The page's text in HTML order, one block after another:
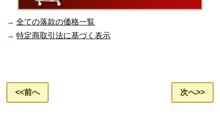
→全ての落款の価格一覧
→特定商取引法に基づく表示
<<前へ 次へ>>